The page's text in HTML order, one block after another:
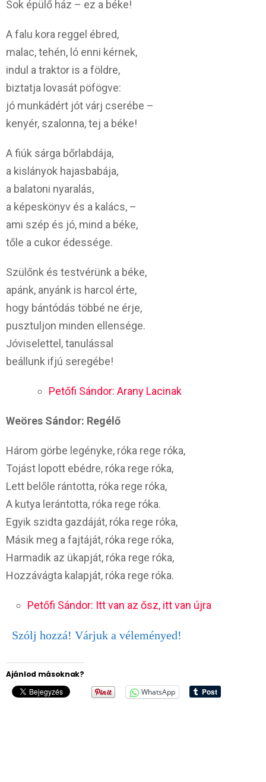
Sok épülő ház – ez a béke!
A falu kora reggel ébred,
malac, tehén, ló enni kérnek,
indul a traktor is a földre,
biztatja lovasát pöfögve:
jó munkádért jót várj cserébe –
kenyér, szalonna, tej a béke!
A fiúk sárga bőrlabdája,
a kislányok hajasbabája,
a balatoni nyaralás,
a képeskönyv és a kalács, –
ami szép és jó, mind a béke,
tőle a cukor édessége.
Szülőnk és testvérünk a béke,
apánk, anyánk is harcol érte,
hogy bántódás többé ne érje,
pusztuljon minden ellensége.
Jóviselettel, tanulással
beállunk ifjú seregébe!
Petőfi Sándor: Arany Lacinak
Weöres Sándor: Regélő
Három görbe legényke, róka rege róka,
Tojást lopott ebédre, róka rege róka,
Lett belőle rántotta, róka rege róka,
A kutya lerántotta, róka rege róka.
Egyik szidta gazdáját, róka rege róka,
Másik meg a fajtáját, róka rege róka,
Harmadik az ükapját, róka rege róka,
Hozzávágta kalapját, róka rege róka.
Petőfi Sándor: Itt van az ősz, itt van újra
Szólj hozzá! Várjuk a véleményed!
Ajánlod másoknak?
WhatsApp